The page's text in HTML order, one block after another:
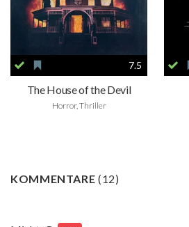
7.5
The House of the Devil
Horror, Thriller
KOMMENTARE(12)